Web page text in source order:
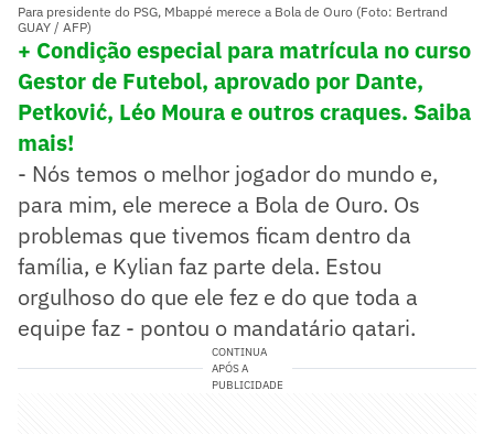
Para presidente do PSG, Mbappé merece a Bola de Ouro (Foto: Bertrand
GUAY / AFP)
+ Condição especial para matrícula no curso
Gestor de Futebol, aprovado por Dante,
Petković, Léo Moura e outros craques. Saiba
mais!
- Nós temos o melhor jogador do mundo e,
para mim, ele merece a Bola de Ouro. Os
problemas que tivemos ficam dentro da
família, e Kylian faz parte dela. Estou
orgulhoso do que ele fez e do que toda a
equipe faz - pontou o mandatário qatari.
CONTINUA
APÓS A
PUBLICIDADE